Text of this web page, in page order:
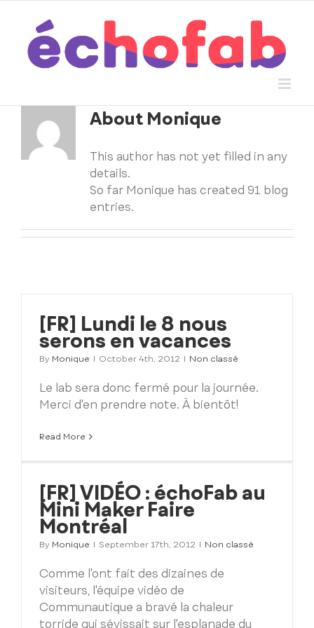
content
About Monique
This author has not yet filled in any
details.
So far Monique has created 91 blog
entries.
[FR] Lundi le 8 nous
serons en vacances
By Monique | October 4th, 2012 | Non classé
Le lab sera donc fermé pour la journée.
Merci d'en prendre note. À bientôt!
Read More
[FR] VIDÉO : échoFab au
Mini Maker Faire
Montréal
By Monique | September 17th, 2012 | Non classé
Comme l'ont fait des dizaines de
visiteurs, l'équipe vidéo de
Communautique a bravé la chaleur
torride qui sévissait sur l'esplanade du